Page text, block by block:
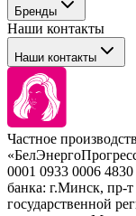
Сервисные
Уход
Стайлинг
Брови и
Барберинг
Наборы
Расходные
Бренды
Tefia
Concept
Kezy
Barex
Sim Sensitive
Kebren
Selective
White Line
Наши контакты
Наши контакты
+ 375 44
+ 375 29
Частное
0001 0933 0006
банка: г.Минск, пр-
государственной